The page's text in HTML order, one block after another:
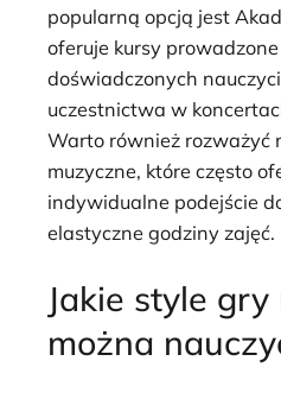
popularną opcją jest
oferuje kursy
doświadczonych
uczestnictwa w
Warto również rozważyć
muzyczne, które często
indywidualne podejście
elastyczne godziny zajęć.
Jakie style
można